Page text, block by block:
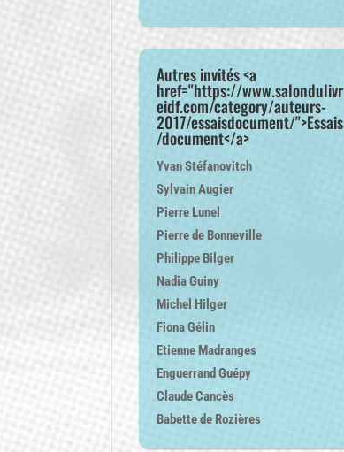
Autres invités <a
href="https://www.salondulivr
eidf.com/category/auteurs-
2017/essaisdocument/">Essais
/document</a>
Yvan Stéfanovitch
Sylvain Augier
Pierre Lunel
Pierre de Bonneville
Philippe Bilger
Nadia Guiny
Michel Hilger
Fiona Gélin
Etienne Madranges
Enguerrand Guépy
Claude Cancès
Babette de Rozières